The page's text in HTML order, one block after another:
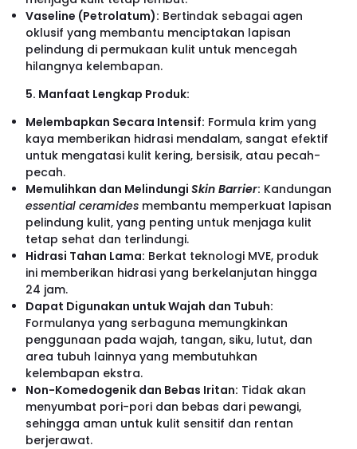
Vaseline (Petrolatum): Bertindak sebagai agen
oklusif yang membantu menciptakan lapisan
pelindung di permukaan kulit untuk mencegah
hilangnya kelembapan.
5. Manfaat Lengkap Produk:
Melembapkan Secara Intensif: Formula krim yang
kaya memberikan hidrasi mendalam, sangat efektif
untuk mengatasi kulit kering, bersisik, atau pecah-
pecah.
Memulihkan dan Melindungi Skin Barrier: Kandungan
essential ceramides membantu memperkuat lapisan
pelindung kulit, yang penting untuk menjaga kulit
tetap sehat dan terlindungi.
Hidrasi Tahan Lama: Berkat teknologi MVE, produk
ini memberikan hidrasi yang berkelanjutan hingga
24 jam.
Dapat Digunakan untuk Wajah dan Tubuh:
Formulanya yang serbaguna memungkinkan
penggunaan pada wajah, tangan, siku, lutut, dan
area tubuh lainnya yang membutuhkan
kelembapan ekstra.
Non-Komedogenik dan Bebas Iritan: Tidak akan
menyumbat pori-pori dan bebas dari pewangi,
sehingga aman untuk kulit sensitif dan rentan
berjerawat.